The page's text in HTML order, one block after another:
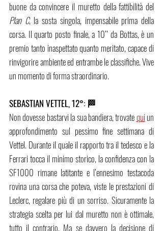
Plan C, la sosta singola, impensabile prima della
corsa. Il quarto posto finale, a 10’’ da Bottas, è un
premio tanto inaspettato quanto meritato, capace di
rinvigorire ambiente ed entrambe le classifiche. Vive
un momento di forma straordinario.
SEBASTIAN VETTEL, 12°: 🏁
Non dovesse bastarvi la sua bandiera, trovate qui un
approfondimento sul pessimo fine settimana di
Vettel. Durante il quale il rapporto tra il tedesco e la
Ferrari tocca il minimo storico, la confidenza con la
SF1000 rimane latitante e l’ennesimo testacoda
rovina una corsa che poteva, viste le prestazioni di
Leclerc, regalare più di un sorriso. Sicuramente la
strategia scelta per lui dal muretto non è ottimale,
tutto il contrario. Ma se davvero la decisione di